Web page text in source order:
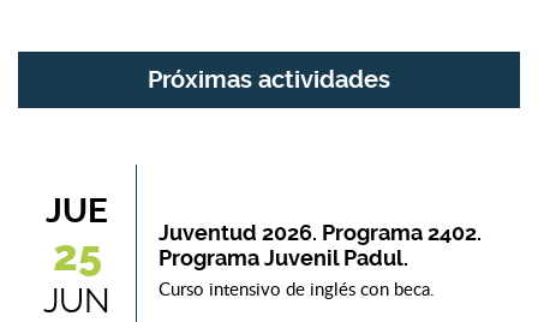
Próximas actividades
JUE
25
JUN
Juventud 2026. Programa 2402.
Programa Juvenil Padul.
Curso intensivo de inglés con beca.